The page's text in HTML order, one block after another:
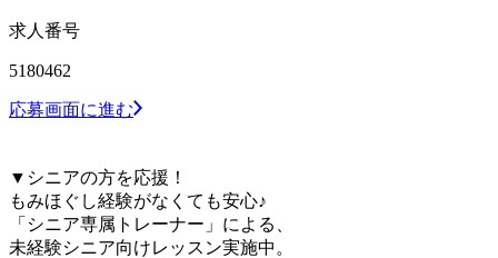
求人番号
5180462
応募画面に進む
▼シニアの方を応援！
もみほぐし経験がなくても安心♪
「シニア専属トレーナー」による、
未経験シニア向けレッスン実施中。